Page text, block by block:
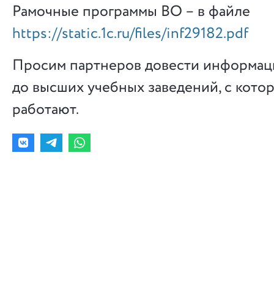
Рамочные программы ВО – в файле
https://static.1c.ru/files/inf29182.pdf
Просим партнеров довести
до высших учебных заведений, с
работают.